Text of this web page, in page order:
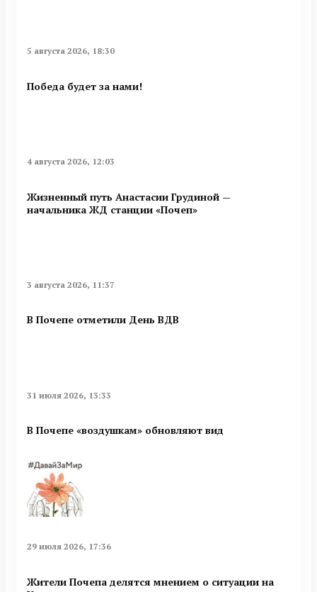
5 августа 2026, 18:30
Победа будет за нами!
4 августа 2026, 12:03
Жизненный путь Анастасии Грудиной —
начальника ЖД станции «Почеп»
3 августа 2026, 11:37
В Почепе отметили День ВДВ
31 июля 2026, 13:33
В Почепе «воздушкам» обновляют вид
29 июля 2026, 17:36
Жители Почепа делятся мнением о ситуации на